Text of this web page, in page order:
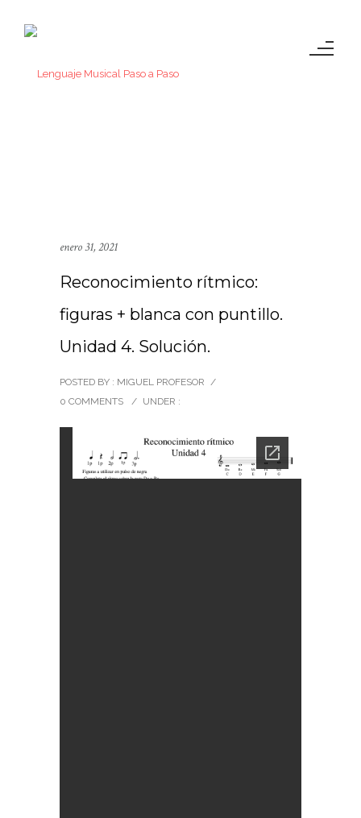
enero 31, 2021
Reconocimiento rítmico:
figuras + blanca con puntillo.
Unidad 4. Solución.
POSTED BY : MIGUEL PROFESOR /
0 COMMENTS
/ UNDER :